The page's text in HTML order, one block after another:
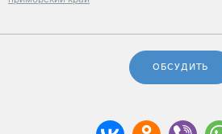
ОБСУДИТЬ